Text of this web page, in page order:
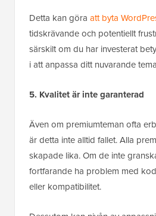
Detta kan göra att byta
tidskrävande och potentiellt
särskilt om du har investerat
i att anpassa ditt nuvarande
5. Kvalitet är inte garanterad
Även om premiumteman ofta
är detta inte alltid fallet. Alla
skapade lika. Om de inte
fortfarande ha problem med
eller kompatibilitet.